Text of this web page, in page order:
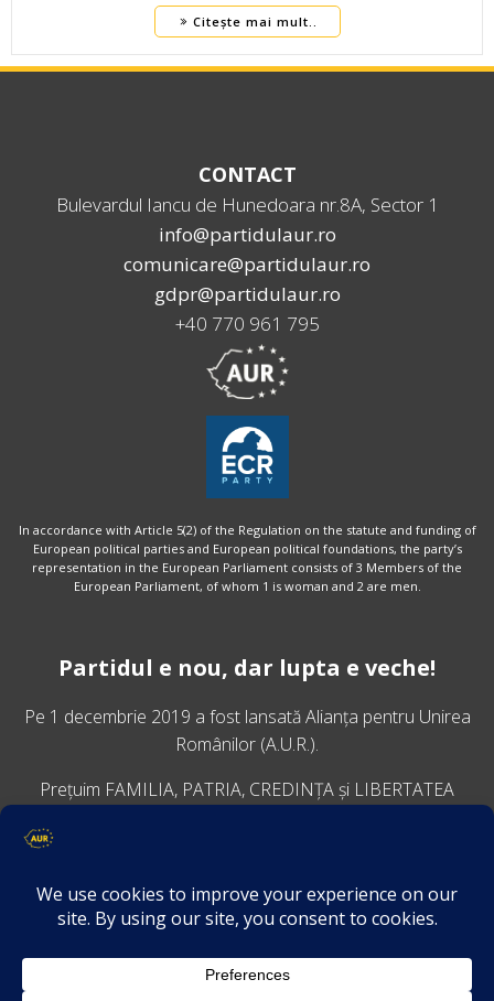
Citește mai mult..
CONTACT
Bulevardul Iancu de Hunedoara nr.8A, Sector 1
info@partidulaur.ro
comunicare@partidulaur.ro
gdpr@partidulaur.ro
+40 770 961 795
In accordance with Article 5(2) of the Regulation on the statute and funding of
European political parties and European political foundations, the party’s
representation in the European Parliament consists of 3 Members of the
European Parliament, of whom 1 is woman and 2 are men.
Partidul e nou, dar lupta e veche!
Pe 1 decembrie 2019 a fost lansatăAlianța pentru Unirea
Românilor (A.U.R.).
Prețuim FAMILIA, PATRIA, CREDINȚA și LIBERTATEA
VINO ALĂTURI DE NOI
Descarcă aplicația Platforma AUR